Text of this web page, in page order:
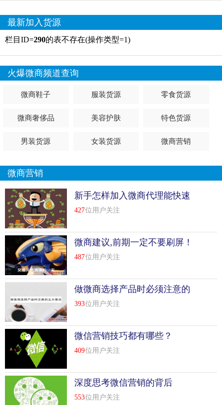
最新加入货源
栏目ID=290的表不存在(操作类型=1)
火爆微商频道查询
微商鞋子 服装货源 零食货源
微商奢侈品 美容护肤 特色货源
男装货源 女装货源 微商营销
微商营销
新手怎样加入微商代理能快速
赚钱？
427位用户关注
微商建议,前期一定不要刷屏！
487位用户关注
做微商选择产品时必须注意的
五大要点
393位用户关注
微信营销技巧都有哪些？
409位用户关注
深度思考微信营销的背后
553位用户关注